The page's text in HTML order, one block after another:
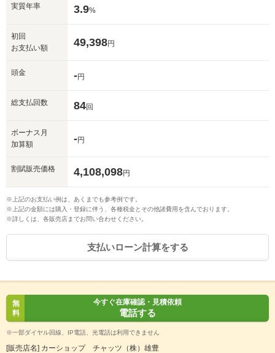
実質年率 3.9%
初回
お支払い額
49,398円
頭金 -円
総支払回数 84回
ボーナス月
加算額
-円
割賦販売価格 4,108,098円
※上記のお支払い例は、あくまでも参考例です。
※上記の金額には購入・登録に伴う、各種税金とその他諸費用を含んでおります。
※詳しくは、各販売店までお問い合わせください。
支払いローン計算をする
無
料
今すぐ在庫確認・見積依頼
電話する
※一部ダイヤル回線、IP電話、光電話は利用できません
[販売店名] カーショップ チャッツ（株）雄豊